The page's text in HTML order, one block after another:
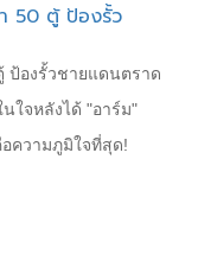
50 ตู้ ป้องรั้ว
ป้องรั้วชายแดนตราด
ใจหลังได้ "อาร์ม"
ความภูมิใจที่สุด!